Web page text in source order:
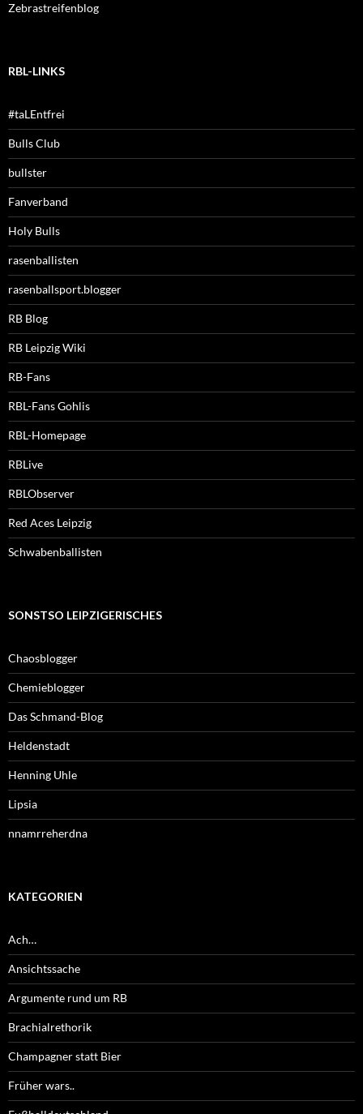
Zebrastreifenblog
RBL-LINKS
#taLEntfrei
Bulls Club
bullster
Fanverband
Holy Bulls
rasenballisten
rasenballsport.blogger
RB Blog
RB Leipzig Wiki
RB-Fans
RBL-Fans Gohlis
RBL-Homepage
RBLive
RBLObserver
Red Aces Leipzig
Schwabenballisten
SONSTSO LEIPZIGERISCHES
Chaosblogger
Chemieblogger
Das Schmand-Blog
Heldenstadt
Henning Uhle
Lipsia
nnamrreherdna
KATEGORIEN
Ach…
Ansichtssache
Argumente rund um RB
Brachialrethorik
Champagner statt Bier
Früher wars..